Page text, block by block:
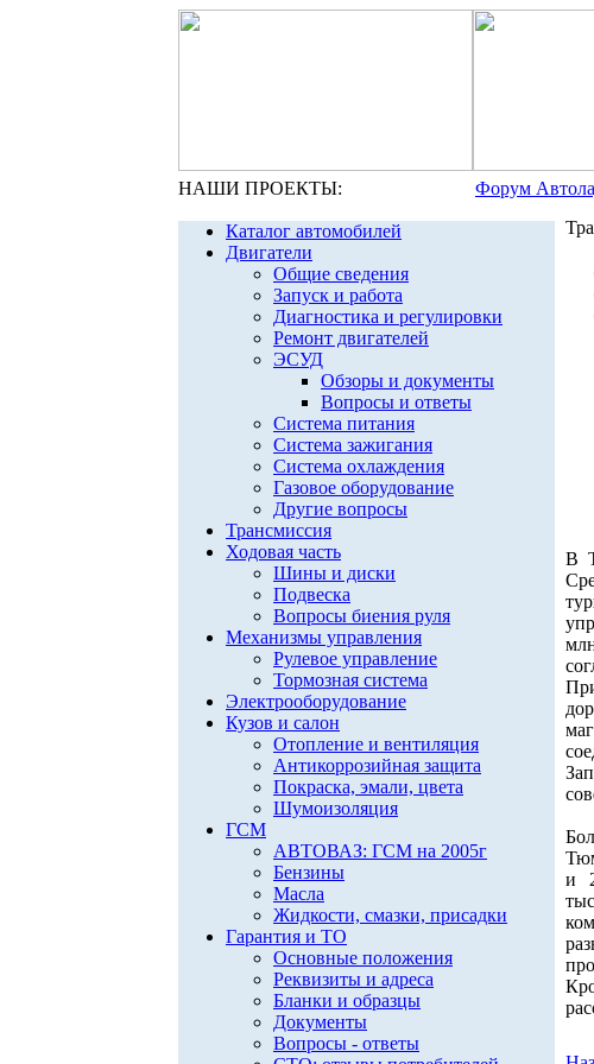
НАШИ ПРОЕКТЫ: Форум
Каталог автомобилей
Двигатели
Общие сведения
Запуск и работа
Диагностика и регулировки
Ремонт двигателей
ЭСУД
Обзоры и документы
Вопросы и ответы
Система питания
Система зажигания
Система охлаждения
Газовое оборудование
Другие вопросы
Трансмиссия
Ходовая часть
Шины и диски
Подвеска
Вопросы биения руля
Механизмы управления
Рулевое управление
Тормозная система
Электрооборудование
Кузов и салон
Отопление и вентиляция
Антикоррозийная защита
Покраска, эмали, цвета
Шумоизоляция
ГСМ
АВТОВАЗ: ГСМ на 2005г
Бензины
Масла
Жидкости, смазки, присадки
Гарантия и ТО
Основные положения
Реквизиты и адреса
Бланки и образцы
Документы
Вопросы - ответы
В
и